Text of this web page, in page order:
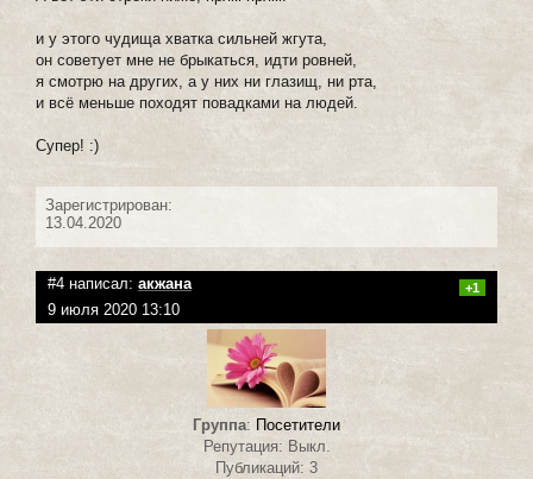
и у этого чудища хватка сильней жгута,
он советует мне не брыкаться, идти ровней,
я смотрю на других, а у них ни глазищ, ни рта,
и всё меньше походят повадками на людей.
Супер! :)
Зарегистрирован:
13.04.2020
#4 написал: акжана +1
9 июля 2020 13:10
Группа: Посетители
Репутация: Выкл.
Публикаций: 3